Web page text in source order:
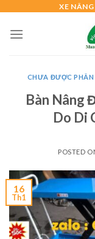
content
XE
CHƯA ĐƯỢC
Bàn Nâng
Do Di
POSTED
16
Th1